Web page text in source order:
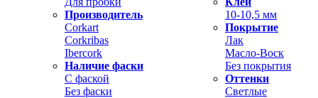
Производитель
Corkart
Corkribas
Ibercork
Наличие фаски
С фаской
Без фаски
10-10,5 мм
Покрытие
Лак
Масло-Воск
Без покрытия
Оттенки
Светлые